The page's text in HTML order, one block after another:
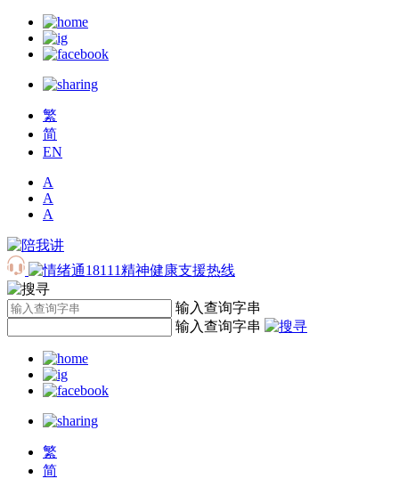
繁
简
EN
A
A
A
输入查询字串
输入查询字串
繁
简